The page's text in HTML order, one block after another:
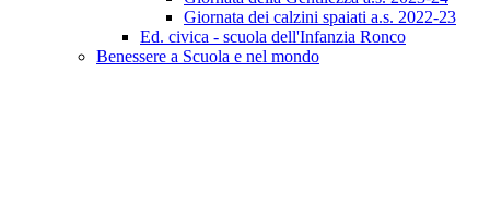
Giornata dei calzini spaiati a.s. 2022-23
Ed. civica - scuola dell'Infanzia Ronco
Benessere a Scuola e nel mondo